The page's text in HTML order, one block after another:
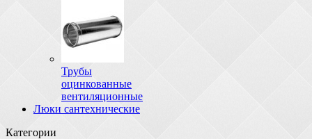
Трубы
оцинкованные
вентиляционные
Люки сантехнические
Категории